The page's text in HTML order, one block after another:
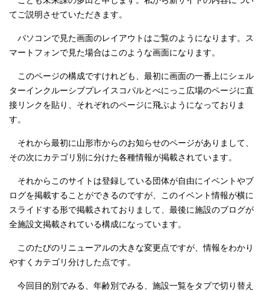
てご説明させていただきます。
パソコンで見た画面のレイアウトはご覧のようになります。ス
マートフォンで見た場合はこのような画面になります。
このページの構成ですけれども、最初に画面の一番上にシェル
ターインクルーシブプレイスコパルとべにっこ広場のページに直
接リンクを貼り、それぞれのページに飛ぶようになっておりま
す。
それから最初に山形市からのお知らせのページがありまして、
その次にカテゴリ別に分けた各種情報が掲載されています。
それからこのサイトは登録している団体が自由にイベントやブ
ログを掲載することができるのですが、このイベント情報が横に
スライドする形で掲載されておりまして、最後に施設のブログが
全施設文掲載されている構成になっています。
このたびのリニューアルの大きな変更点ですが、情報をわかり
やすくカテゴリ分けした点です。
今回目的別でみる、年齢別でみる、施設一覧をタブで切り替え